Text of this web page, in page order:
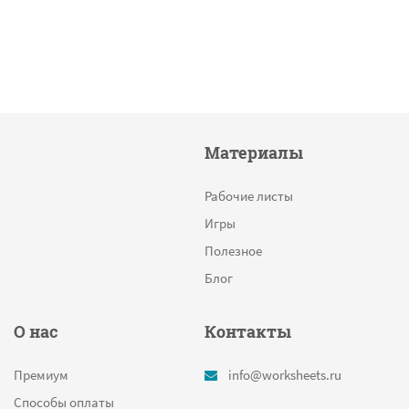
Материалы
Рабочие листы
Игры
Полезное
Блог
О нас
Премиум
Способы оплаты
Контакты
info@worksheets.ru